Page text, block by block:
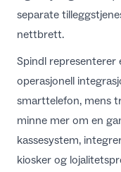
separate
nettbrett.
Spindl representerer
operasjonell
smarttelefon, mens
minne mer om en
kassesystem,
kiosker og